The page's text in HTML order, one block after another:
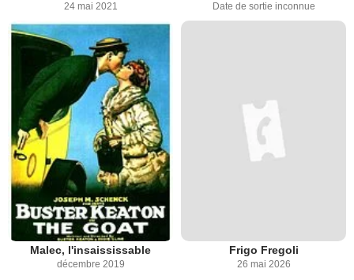
24 mai 2021 Date de sortie inconnue
Malec, l'insaississable
décembre 2019
Frigo Fregoli
26 mai 2026